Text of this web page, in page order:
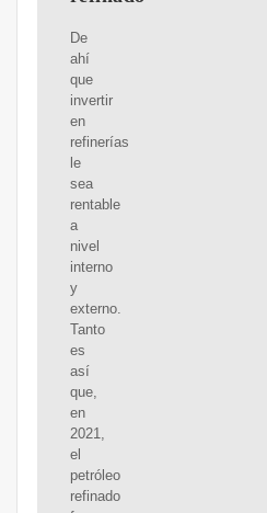
De
ahí
que
invertir
en
refinerías
le
sea
rentable
a
nivel
interno
y
externo.
Tanto
es
así
que,
en
2021,
el
petróleo
refinado